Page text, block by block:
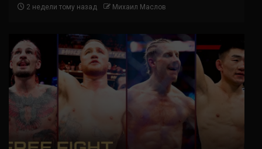
2 недели тому назад Михаил Маслов